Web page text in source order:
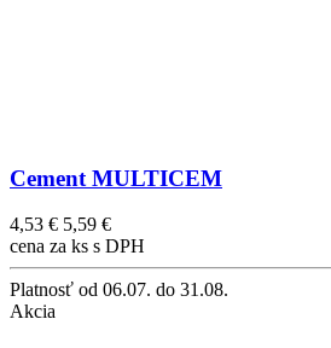
Cement MULTICEM
4,53 € 5,59 €
cena za ks s DPH
Platnosť od 06.07. do 31.08.
Akcia